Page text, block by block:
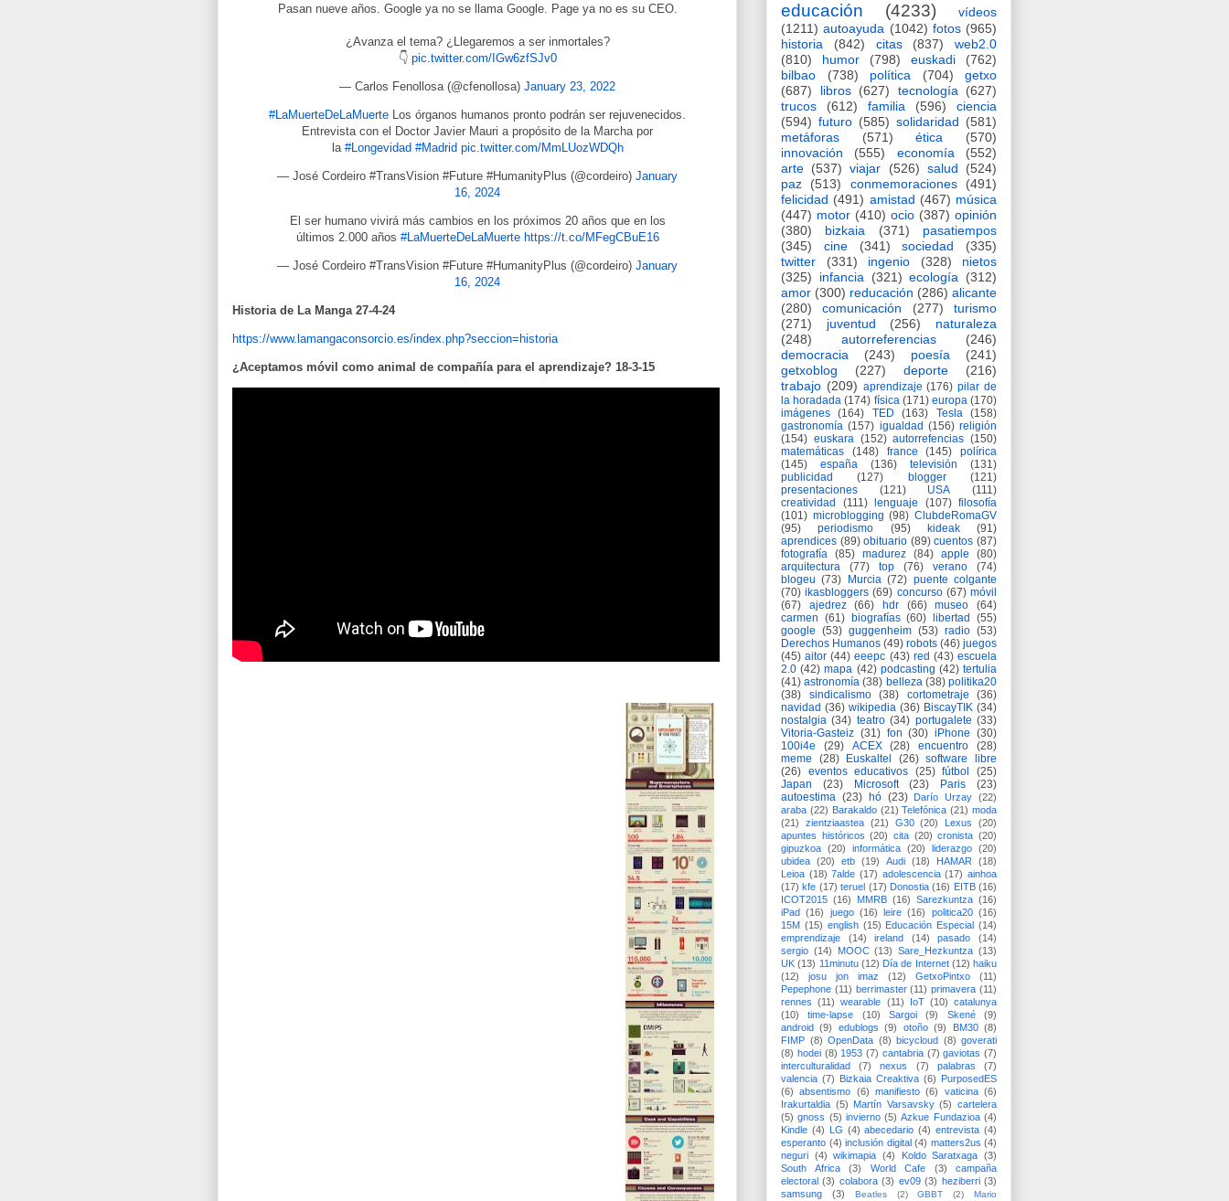
Pasan nueve años. Google ya no se llama Google. Page ya no es su CEO.
¿Avanza el tema? ¿Llegaremos a ser inmortales?
👇 pic.twitter.com/IGw6zfSJv0
— Carlos Fenollosa (@cfenollosa) January 23, 2022
#LaMuerteDeLaMuerte Los órganos humanos pronto podrán ser rejuvenecidos.
Entrevista con el Doctor Javier Mauri a propósito de la Marcha por
la #Longevidad #Madrid pic.twitter.com/MmLUozWDQh
— José Cordeiro #TransVision #Future #HumanityPlus (@cordeiro) January
16, 2024
El ser humano vivirá más cambios en los próximos 20 años que en los
últimos 2.000 años #LaMuerteDeLaMuerte https://t.co/MFegCBuE16
— José Cordeiro #TransVision #Future #HumanityPlus (@cordeiro) January
16, 2024
Historia de La Manga 27-4-24
https://www.lamangaconsorcio.es/index.php?seccion=historia
¿Aceptamos móvil como animal de compañía para el aprendizaje? 18-3-15
educación (4233)
vídeos
(1211) autoayuda (1042) fotos (965)
historia
(842) citas (837)
web2.0
(810)
humor (798) euskadi
(762)
bilbao
(738) política (704)
getxo
(687)
libros (627) tecnología
(627)
trucos
(612) familia (596)
ciencia
(594) futuro (585) solidaridad (581)
metáforas
(571) ética
(570)
innovación
(555) economía
(552)
arte (537) viajar (526) salud
(524)
paz
(513) conmemoraciones
(491)
felicidad (491) amistad (467) música
(447) motor (410) ocio (387) opinión
(380)
bizkaia (371)
pasatiempos
(345)
cine (341) sociedad
(335)
twitter
(331) ingenio (328)
nietos
(325)
infancia (321) ecología
(312)
amor (300) reducación (286) alicante
(280)
comunicación (277)
turismo
(271)
juventud (256)
naturaleza
(248)
autorreferencias
(246)
democracia
(243) poesía
(241)
getxoblog
(227) deporte
(216)
trabajo (209) aprendizaje (176) pilar de
la horadada (174) física (171) europa (170)
imágenes
(164) TED (163) Tesla
(158)
gastronomía (157) igualdad (156) religión
(154) euskara (152) autorrefencias (150)
matemáticas
(148) france (145)
polírica
(145)
españa (136) televisión
(131)
publicidad
(127) blogger
(121)
presentaciones
(121) USA
(111)
creatividad
(111) lenguaje (107) filosofía
(101) microblogging (98) ClubdeRomaGV
(95)
periodismo (95) kideak
(91)
aprendices (89) obituario (89) cuentos (87)
fotografía (85) madurez (84) apple
(80)
arquitectura
(77) top (76) verano
(74)
blogeu (73) Murcia (72) puente colgante
(70) ikasbloggers (69) concurso (67) móvil
(67)
ajedrez (66) hdr (66) museo
(64)
carmen (61) biografías (60) libertad
(55)
google (53) guggenheim (53) radio (53)
Derechos Humanos (49) robots (46) juegos
(45) aitor (44) eeepc (43) red (43) escuela
2.0 (42) mapa (42) podcasting (42) tertulia
(41) astronomía (38) belleza (38) politika20
(38)
sindicalismo (38) cortometraje
(36)
navidad (36) wikipedia (36) BiscayTIK (34)
nostalgia (34) teatro (34) portugalete (33)
Vitoria-Gasteiz (31) fon (30) iPhone (30)
100i4e
(29) ACEX (28) encuentro
(28)
meme
(28) Euskaltel (26) software libre
(26) eventos educativos (25) fútbol
(25)
Japan
(23) Microsoft (23) Paris
(23)
autoestima (23) hó (23) Darío Urzay (22)
araba (22) Barakaldo (21) Telefónica (21) moda
(21)
zientziaastea (21) G30 (20) Lexus
(20)
apuntes históricos (20) cita (20) cronista (20)
gipuzkoa (20) informática (20) liderazgo (20)
ubidea (20) etb (19) Audi (18) HAMAR
(18)
Leioa (18) 7alde (17) adolescencia (17) ainhoa
(17) kfe (17) teruel (17) Donostia (16) EITB (16)
ICOT2015 (16) MMRB (16) Sarezkuntza (16)
iPad (16) juego (16) leire (16) politica20 (16)
15M (15) english (15) Educación Especial (14)
emprendizaje
(14) ireland (14) pasado
(14)
sergio (14) MOOC (13) Sare_Hezkuntza (13)
UK (13) 11minutu (12) Día de Internet (12) haiku
(12)
josu jon imaz (12) GetxoPintxo
(11)
Pepephone (11) berrimaster (11) primavera (11)
rennes (11) wearable (11) IoT (10) catalunya
(10)
time-lapse (10) Sargoi (9) Skené
(9)
android (9) edublogs (9) otoño (9) BM30 (8)
FIMP (8) OpenData (8) bicycloud (8) goverati
(8) hodei (8) 1953 (7) cantabria (7) gaviotas (7)
interculturalidad
(7) nexus (7) palabras
(7)
valencia (7) Bizkaia Creaktiva (6) PurposedES
(6)
absentismo (6) manifiesto (6) vaticina (6)
Irakurtaldia (5) Martín Varsavsky (5) cartelera
(5) gnoss (5) invierno (5) Azkue Fundazioa (4)
Kindle (4) LG (4) abecedario (4) entrevista (4)
esperanto (4) inclusión digital (4) matters2us (4)
neguri (4) wikimapia (4) Koldo Saratxaga (3)
South Africa
(3) World Cafe (3)
campaña
electoral (3) colabora (3) ev09 (3) heziberri (3)
samsung
(3) Beatles (2) GBBT (2)
Mario